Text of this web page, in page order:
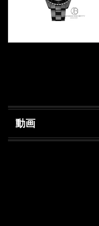
動画